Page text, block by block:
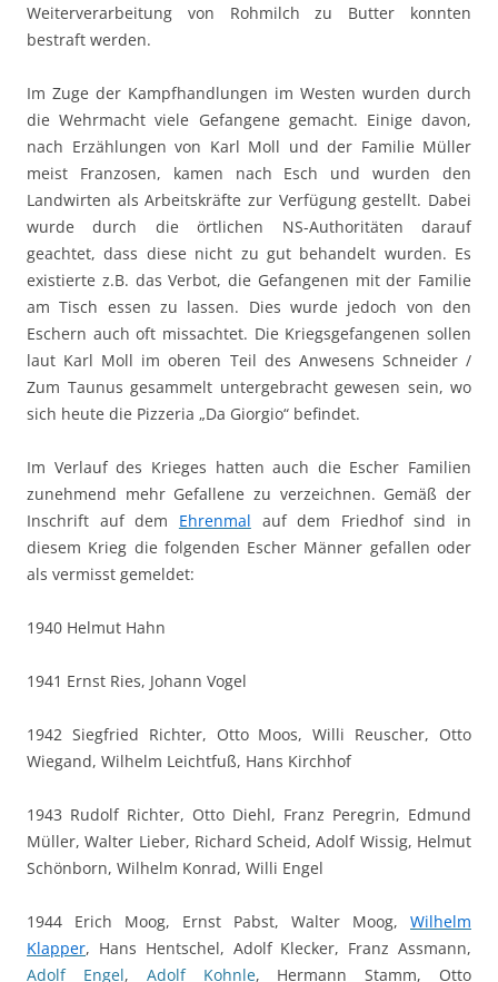
Weiterverarbeitung von Rohmilch zu Butter konnten
bestraft werden.
Im Zuge der Kampfhandlungen im Westen wurden durch
die Wehrmacht viele Gefangene gemacht. Einige davon,
nach Erzählungen von Karl Moll und der Familie Müller
meist Franzosen, kamen nach Esch und wurden den
Landwirten als Arbeitskräfte zur Verfügung gestellt. Dabei
wurde durch die örtlichen NS-Authoritäten darauf
geachtet, dass diese nicht zu gut behandelt wurden. Es
existierte z.B. das Verbot, die Gefangenen mit der Familie
am Tisch essen zu lassen. Dies wurde jedoch von den
Eschern auch oft missachtet. Die Kriegsgefangenen sollen
laut Karl Moll im oberen Teil des Anwesens Schneider /
Zum Taunus gesammelt untergebracht gewesen sein, wo
sich heute die Pizzeria „Da Giorgio“ befindet.
Im Verlauf des Krieges hatten auch die Escher Familien
zunehmend mehr Gefallene zu verzeichnen. Gemäß der
Inschrift auf dem Ehrenmal auf dem Friedhof sind in
diesem Krieg die folgenden Escher Männer gefallen oder
als vermisst gemeldet:
1940 Helmut Hahn
1941 Ernst Ries, Johann Vogel
1942 Siegfried Richter, Otto Moos, Willi Reuscher, Otto
Wiegand, Wilhelm Leichtfuß, Hans Kirchhof
1943 Rudolf Richter, Otto Diehl, Franz Peregrin, Edmund
Müller, Walter Lieber, Richard Scheid, Adolf Wissig, Helmut
Schönborn, Wilhelm Konrad, Willi Engel
1944 Erich Moog, Ernst Pabst, Walter Moog, Wilhelm
Klapper, Hans Hentschel, Adolf Klecker, Franz Assmann,
Adolf Engel, Adolf Kohnle, Hermann Stamm, Otto